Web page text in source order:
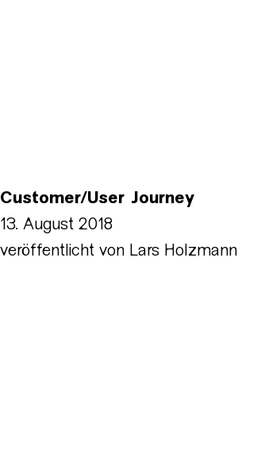
Customer/User Journey
13. August 2018
veröffentlicht von Lars Holzmann